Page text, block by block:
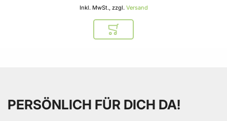
Inkl. MwSt., zzgl. Versand
In den Warenkorb
PERSÖNLICH FÜR DICH DA!